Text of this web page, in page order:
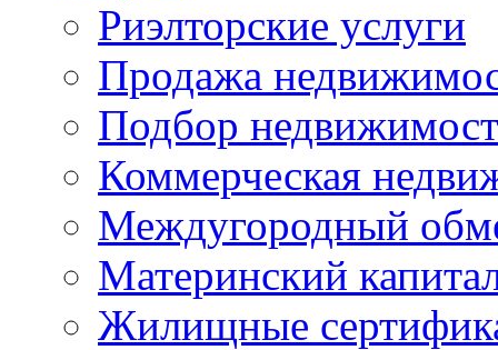
Риэлторские услуги
Продажа
Подбор
Коммерческая
Междугородный
Материнский
Жилищные